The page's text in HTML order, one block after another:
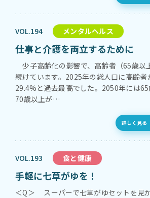
VOL.194 メンタルヘルス
仕事と介護を両立するために
少子高齢化の影響で、高齢者（65歳以
続けています。2025年の総人口に高齢者
29.4%と過去最高でした。2050年には65
70歳以上が…
詳しく見る
VOL.193 食と健康
手軽に七草がゆを！
＜Q＞ スーパーで七草がゆセットを見